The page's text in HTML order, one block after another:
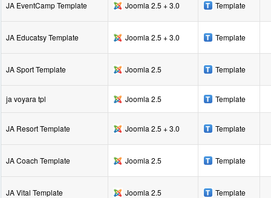
JA EventCamp Template Joomla 2.5 + 3.0 Template
JA Educatsy Template Joomla 2.5 + 3.0 Template
JA Sport Template Joomla 2.5 Template
ja voyara tpl Joomla 2.5 Template
JA Resort Template Joomla 2.5 + 3.0 Template
JA Coach Template Joomla 2.5 Template
JA Vital Template Joomla 2.5 Template